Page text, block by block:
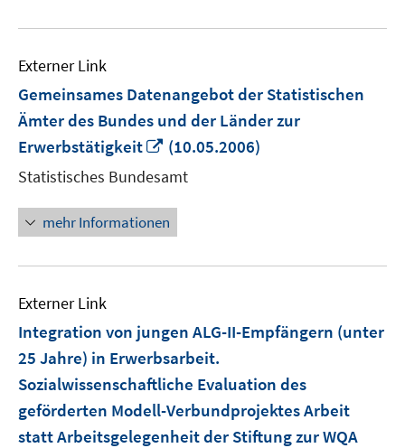
Externer Link
Gemeinsames Datenangebot der Statistischen
Ämter des Bundes und der Länder zur
Erwerbstätigkeit
In
Fenster
öffnen
(10.05.2006)
Statistisches Bundesamt
mehr Informationen
Externer Link
Integration von jungen ALG-II-Empfängern (unter
25 Jahre) in Erwerbsarbeit.
Sozialwissenschaftliche Evaluation des
geförderten Modell-Verbundprojektes Arbeit
statt Arbeitsgelegenheit der Stiftung zur WQA